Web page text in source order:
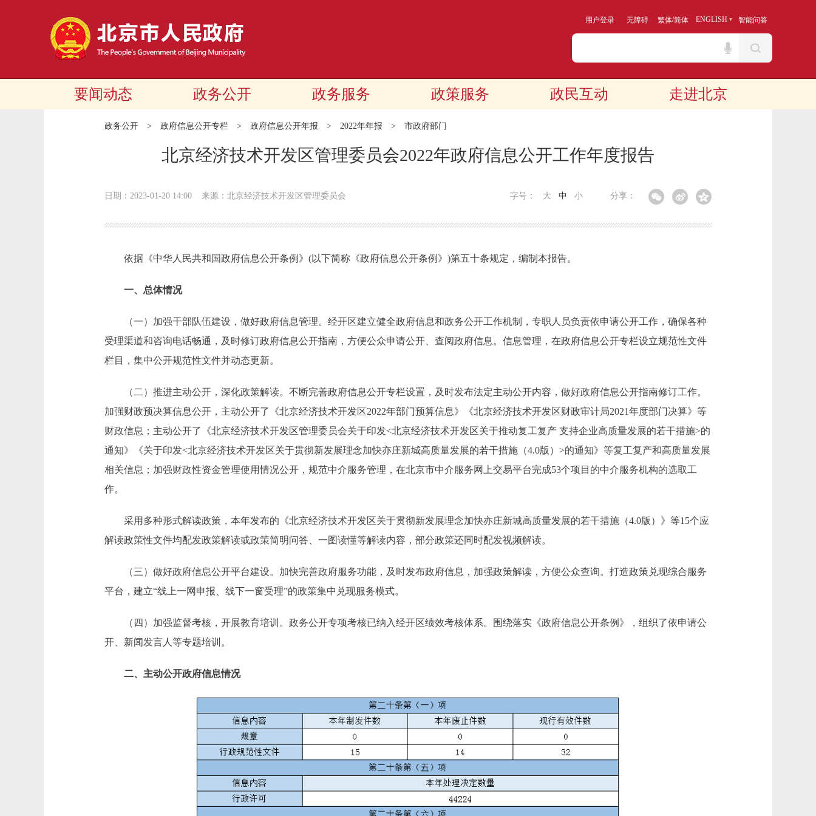
用户登录 无障碍 繁体/简体 ENGLISH 智能问答
要闻动态 政务公开 政务服务 政策服务 政民互动 走进北京
政务公开 > 政府信息公开专栏 > 政府信息公开年报 > 2022年年报 > 市政府部门
北京经济技术开发区管理委员会2022年政府信息公开工作年度报告
日期：2023-01-20 14:00 来源：北京经济技术开发区管理委员会 分享：
字号： 大 中 小
依据《中华人民共和国政府信息公开条例》(以下简称《政府信息公开条例》)第五十条规定，编制本报告。
一、总体情况
（一）加强干部队伍建设，做好政府信息管理。经开区建立健全政府信息和政务公开工作机制，专职人员负责依申请公开工作，确保各种
受理渠道和咨询电话畅通，及时修订政府信息公开指南，方便公众申请公开、查阅政府信息。信息管理，在政府信息公开专栏设立规范性文件
栏目，集中公开规范性文件并动态更新。
（二）推进主动公开，深化政策解读。不断完善政府信息公开专栏设置，及时发布法定主动公开内容，做好政府信息公开指南修订工作。
加强财政预决算信息公开，主动公开了《北京经济技术开发区2022年部门预算信息》《北京经济技术开发区财政审计局2021年度部门决算》等
财政信息；主动公开了《北京经济技术开发区管理委员会关于印发<北京经济技术开发区关于推动复工复产 支持企业高质量发展的若干措施>的
通知》《关于印发<北京经济技术开发区关于贯彻新发展理念加快亦庄新城高质量发展的若干措施（4.0版）>的通知》等复工复产和高质量发展
相关信息；加强财政性资金管理使用情况公开，规范中介服务管理，在北京市中介服务网上交易平台完成53个项目的中介服务机构的选取工
作。
采用多种形式解读政策，本年发布的《北京经济技术开发区关于贯彻新发展理念加快亦庄新城高质量发展的若干措施（4.0版）》等15个应
解读政策性文件均配发政策解读或政策简明问答、一图读懂等解读内容，部分政策还同时配发视频解读。
（三）做好政府信息公开平台建设。加快完善政府服务功能，及时发布政府信息，加强政策解读，方便公众查询。打造政策兑现综合服务
平台，建立“线上一网申报、线下一窗受理”的政策集中兑现服务模式。
（四）加强监督考核，开展教育培训。政务公开专项考核已纳入经开区绩效考核体系。围绕落实《政府信息公开条例》，组织了依申请公
开、新闻发言人等专题培训。
二、主动公开政府信息情况